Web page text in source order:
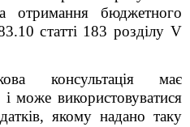
отримання бюджетного
статті 183 розділу V
консультація має
і може використовуватися
якому надано таку